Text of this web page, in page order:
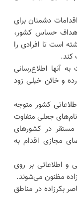
دشمنان برای
اهداف حساس کشور،
است تا افرادی را
کند.
آنها اطلاع‌رسانی
و خائن خیلی زود
کشور متوجه
جعلی متفاوت
در کشورهای
مجازی اقدام به
و اطلاعاتی بر روی
مظنون می‌شوند.
بکرزاده در مناطق